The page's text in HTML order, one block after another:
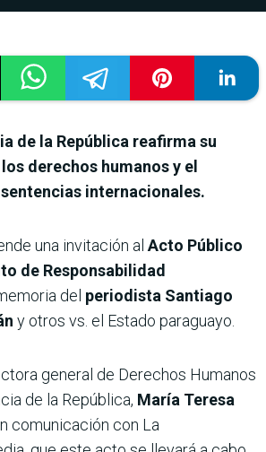
de la República reafirma su
derechos humanos y el
internacionales.
una invitación al Acto Público
de Responsabilidad
del periodista Santiago
y otros vs. el Estado paraguayo.
general de Derechos Humanos
de la República, María Teresa
comunicación con La